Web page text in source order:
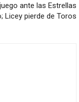
ante las Estrellas
Licey pierde de Toros